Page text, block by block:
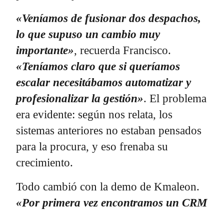
«Veníamos de fusionar dos despachos,
lo que supuso un cambio muy
importante», recuerda Francisco.
«Teníamos claro que si queríamos
escalar necesitábamos automatizar y
profesionalizar la gestión». El problema
era evidente: según nos relata, los
sistemas anteriores no estaban pensados
para la procura, y eso frenaba su
crecimiento.
Todo cambió con la demo de Kmaleon.
«Por primera vez encontramos un CRM